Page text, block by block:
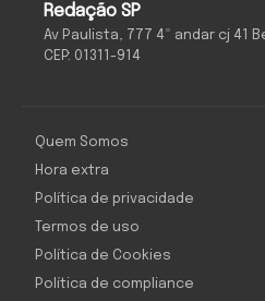
Redação SP
Av Paulista, 777 4º andar cj 41
CEP: 01311-914
Quem Somos
Hora extra
Política de privacidade
Termos de uso
Política de Cookies
Política de compliance